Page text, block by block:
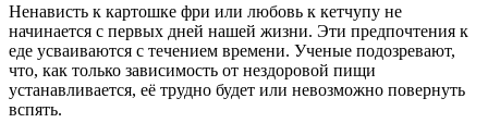
Ненависть к картошке фри или любовь к кетчупу не
начинается с первых дней нашей жизни. Эти предпочтения к
еде усваиваются с течением времени. Ученые подозревают,
что, как только зависимость от нездоровой пищи
устанавливается, её трудно будет или невозможно повернуть
вспять.